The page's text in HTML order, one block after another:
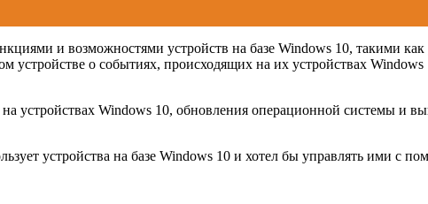
и возможностями устройств на базе Windows 10, такими как
о событиях, происходящих на их устройствах
устройствах Windows 10, обновления операционной системы и
устройства на базе Windows 10 и хотел бы управлять ими с